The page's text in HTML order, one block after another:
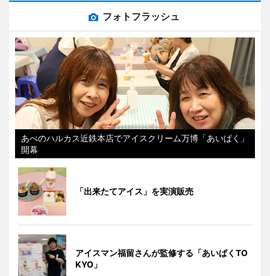
フォトフラッシュ
あべのハルカス近鉄本店でアイスクリーム万博「あいぱく」
開幕
「出来たてアイス」を実演販売
アイスマン福留さんが監修する「あいぱくTO
KYO」